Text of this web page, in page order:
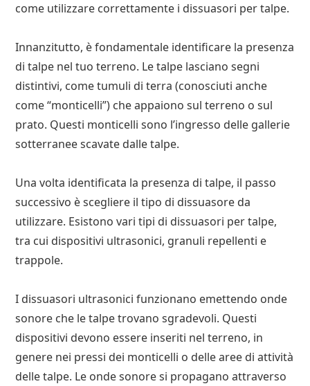
come utilizzare correttamente i dissuasori per talpe.
Innanzitutto, è fondamentale identificare la presenza
di talpe nel tuo terreno. Le talpe lasciano segni
distintivi, come tumuli di terra (conosciuti anche
come “monticelli”) che appaiono sul terreno o sul
prato. Questi monticelli sono l’ingresso delle gallerie
sotterranee scavate dalle talpe.
Una volta identificata la presenza di talpe, il passo
successivo è scegliere il tipo di dissuasore da
utilizzare. Esistono vari tipi di dissuasori per talpe,
tra cui dispositivi ultrasonici, granuli repellenti e
trappole.
I dissuasori ultrasonici funzionano emettendo onde
sonore che le talpe trovano sgradevoli. Questi
dispositivi devono essere inseriti nel terreno, in
genere nei pressi dei monticelli o delle aree di attività
delle talpe. Le onde sonore si propagano attraverso